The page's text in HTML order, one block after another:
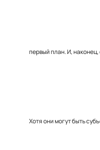
первый план. И,
Хотя они могут быть